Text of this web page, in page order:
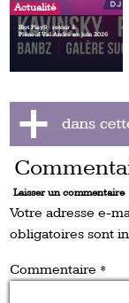
Actualité
Blot Play9 : retour à
Pléneuf‑Val‑André en juin 2026
Laisser un commentaire
Votre adresse e-
obligatoires sont
Commentaire *